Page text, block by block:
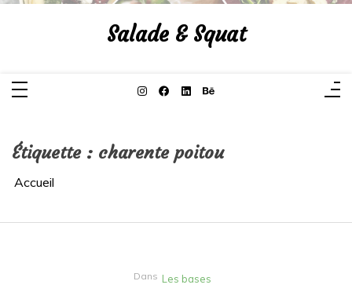
Aller
Salade & Squat
Étiquette : charente poitou
Accueil
Dans Les bases